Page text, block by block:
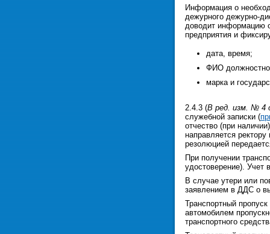
Информация о
дежурного дежурно-
доводит информацию
предприятия и
дата, время;
ФИО
марка и
2.4.3 (В ред. изм. № 4
служебной записки (
отчество (при
направляется
резолюцией
При получении
удостоверение).
В случае утери или
заявлением в ДДС о
Транспортный
автомобилем
транспортного